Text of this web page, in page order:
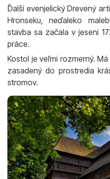
Ďalší evenjelický Drevený
Hronseku, neďaleko
stavba sa začala v jeseni
práce.
Kostol je veľmi rozmerný.
zasadený do prostredia
stromov.